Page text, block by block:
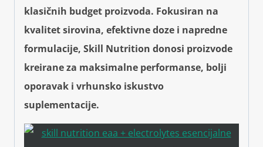
klasičnih budget proizvoda. Fokusiran na
kvalitet sirovina, efektivne doze i napredne
formulacije, Skill Nutrition donosi proizvode
kreirane za maksimalne performanse, bolji
oporavak i vrhunsko iskustvo
suplementacije.